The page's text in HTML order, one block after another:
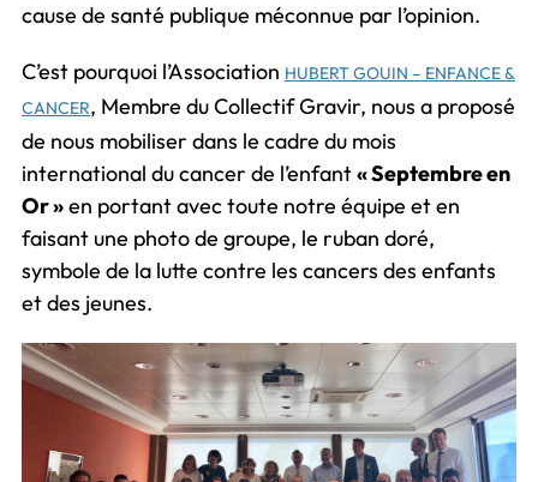
cause de santé publique méconnue par l’opinion.
C’est pourquoi l’Association HUBERT GOUIN – ENFANCE &
CANCER, Membre du Collectif Gravir, nous a proposé
de nous mobiliser dans le cadre du mois
international du cancer de l’enfant« Septembre en
Or »en portant avec toute notre équipe et en
faisant une photo de groupe, le ruban doré,
symbole de la lutte contre les cancers des enfants
et des jeunes.